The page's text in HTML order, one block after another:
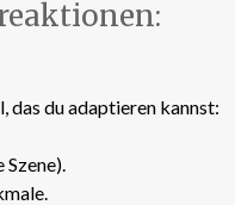
du adaptieren kannst: